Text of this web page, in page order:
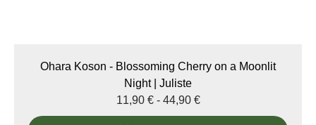
Ohara Koson - Blossoming Cherry on a Moonlit
Night | Juliste
11,90 € - 44,90 €